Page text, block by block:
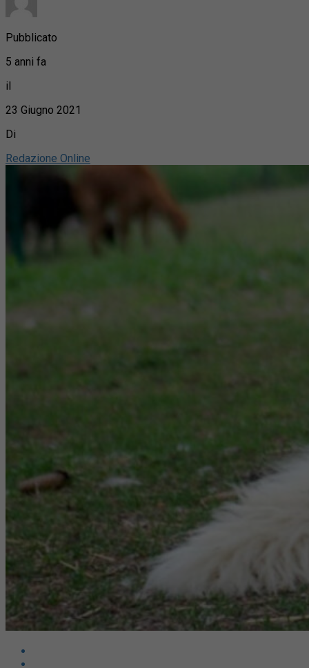
Pubblicato
5 anni fa
il
23 Giugno 2021
Di
Redazione Online